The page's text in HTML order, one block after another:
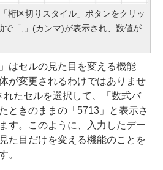
桁区切りスタイル」ボタンをクリッ
で「,」(カンマ)が表示され、数値が
はセルの見た目を変える機能
が変更されるわけではありませ
れたセルを選択して、「数式バ
ときのままの「5713」と表示さ
す。このように、入力したデー
た目だけを変える機能のことを
。